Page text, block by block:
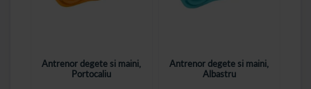
Antrenor degete si maini,
Portocaliu
Antrenor degete si maini,
Albastru